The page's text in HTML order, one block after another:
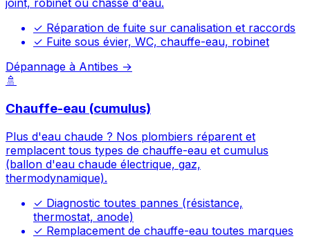
joint, robinet ou chasse d'eau.
✓ Réparation de fuite sur canalisation et raccords
✓ Fuite sous évier, WC, chauffe-eau, robinet
Dépannage à Antibes →
🚿
Chauffe-eau (cumulus)
Plus d'eau chaude ? Nos plombiers réparent et
remplacent tous types de chauffe-eau et cumulus
(ballon d'eau chaude électrique, gaz,
thermodynamique).
✓ Diagnostic toutes pannes (résistance,
thermostat, anode)
✓ Remplacement de chauffe-eau toutes marques